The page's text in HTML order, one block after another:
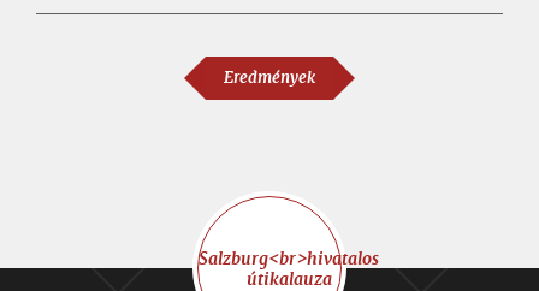
Eredmények
Salzburg<br>hivatalos
útikalauza